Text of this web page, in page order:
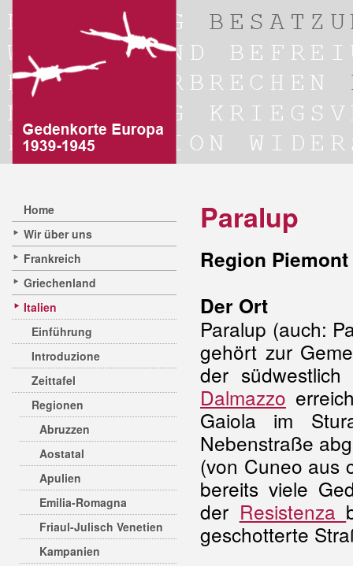
Home
Wir über uns
Frankreich
Griechenland
Italien
Einführung
Introduzione
Zeittafel
Regionen
Abruzzen
Aostatal
Apulien
Emilia-Romagna
Friaul-Julisch Venetien
Kampanien
Paralup
Region
Der Ort
Paralup (auch:
gehört zur
der
Dalmazzo
Gaiola im
Nebenstraße
(von Cuneo aus
bereits viele
der Resistenza
geschotterte